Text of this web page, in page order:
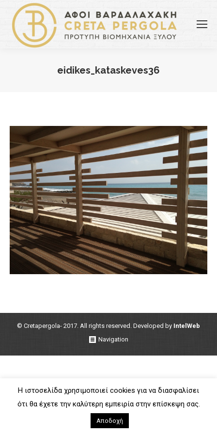
eidikes_kataskeves36
© Cretapergola- 2017. All rights reserved. Developed by IntelWeb
Navigation
Η ιστοσελίδα χρησιμοποιεί cookies για να διασφαλίσει
ότι θα έχετε την καλύτερη εμπειρία στην επίσκεψη σας.
Αποδοχή